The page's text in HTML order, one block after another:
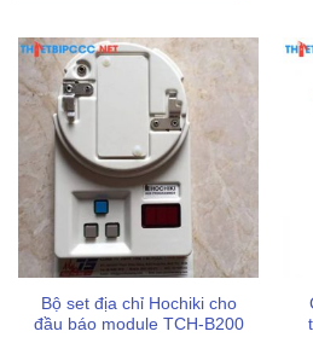
tính nguyên bản của thiết bị.
Tối ưu hóa bảo trì:
Điểm mới
người dùng hoàn toàn không
thường xuyên như các dòng
đáng kể chi phí vận hành.
Lời khuyên khi lắp đặt và
Để đảm bảo thiết bị hoạt động
thực tế, người dùng nên lưu ý
sau.
Bộ set địa chỉ Hochiki cho
đầu báo module TCH-B200